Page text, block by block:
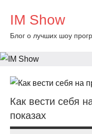
содержимому
IM Show
Блог о лучших шоу
Как вести себя
показах